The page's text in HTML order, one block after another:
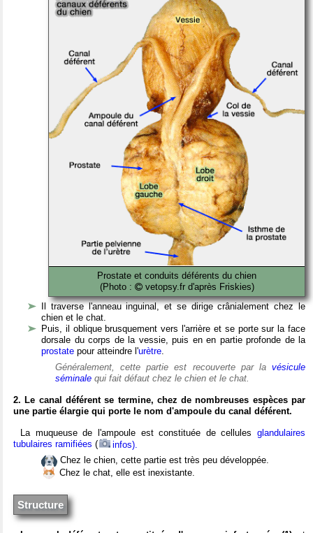
Prostate et conduits déférents du chien
(Photo :
vetopsy.fr d'après Friskies)
Il traverse l'anneau inguinal, et se dirige crânialement chez le
chien et le chat.
Puis, il oblique brusquement vers l'arrière et se porte sur la face
dorsale du corps de la vessie, puis en en partie profonde de la
prostate pour atteindre l'urètre.
Généralement, cette partie est recouverte par la vésicule
séminale qui fait défaut chez le chien et le chat.
2. Le canal déférent se termine, chez de nombreuses espèces par
une partie élargie qui porte le nom d'ampoule du canal déférent.
La muqueuse de l'ampoule est constituée de cellules glandulaires
tubulaires ramifiées (
infos).
Chez le chien, cette partie est très peu développée.
Chez le chat, elle est inexistante.
Structure